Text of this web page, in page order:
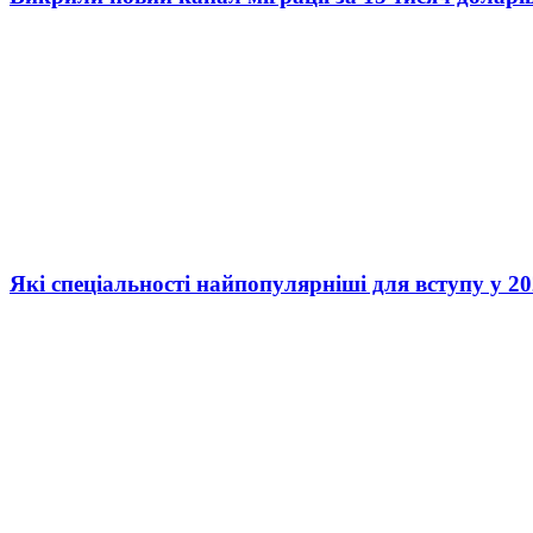
Які спеціальності найпопулярніші для вступу у